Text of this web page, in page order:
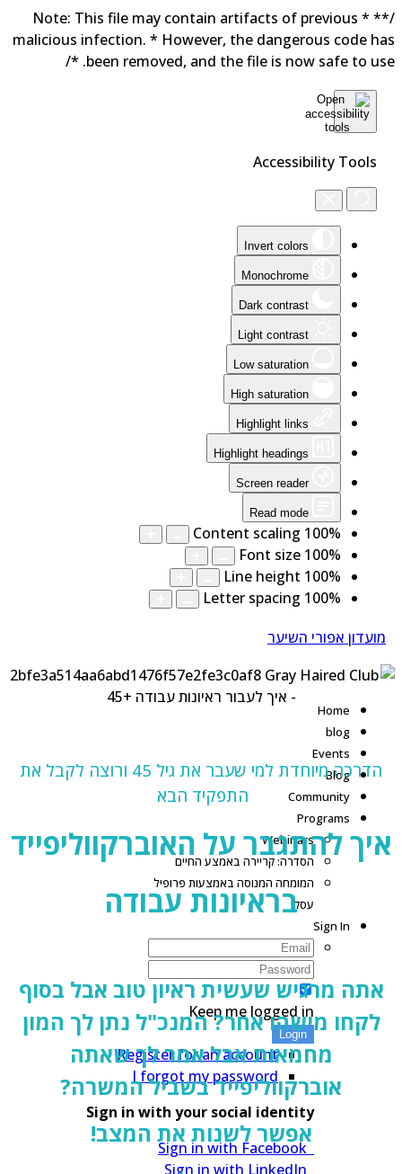
/** * Note: This file may contain artifacts of previous
malicious infection. * However, the dangerous code
been removed, and the file is now safe to use.
Accessibility Tools
Invert colors
Monochrome
Dark contrast
Light contrast
Low saturation
High saturation
Highlight links
Highlight headings
Screen reader
Read mode
Content scaling 100 %
Font size 100 %
Line height 100 %
Letter spacing 100 %
מועדון אפורי השיער
Home
blog
Events
Blog
Community
Programs
Webinars
הסדרה: קריירה באמצע החיים
המומחה המנוסה באמצעות פרופיל
עסקי
Sign In
Keep me logged in
Login
Register for an account
I forgot my password
Sign in with your social identity
הדרכה מיוחדת למי שעבר את גיל 45 ורוצה לקבל את
התפקיד הבא
להתגבר על האוברקווליפייד
בראיונות עבודה
אתה מרגיש שעשית ראיון טוב אבל בסוף
לקחו מישהו אחר? המנכ"ל נתן לך המון
מחמאות אבל אמר לך שאתה
אוברקווליפייד בשביל המשרה?
אפשר לשנות את המצב!